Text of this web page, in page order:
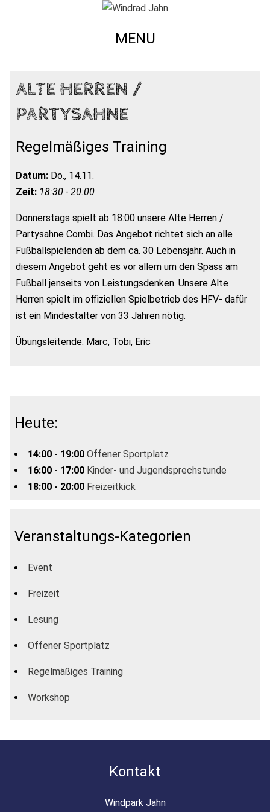
MENU
ALTE HERREN /
PARTYSAHNE
Regelmäßiges Training
Datum: Do., 14.11.
Zeit: 18:30 - 20:00
Donnerstags spielt ab 18:00 unsere Alte Herren /
Partysahne Combi. Das Angebot richtet sich an alle
Fußballspielenden ab dem ca. 30 Lebensjahr. Auch in
diesem Angebot geht es vor allem um den Spass am
Fußball jenseits von Leistungsdenken. Unsere Alte
Herren spielt im offiziellen Spielbetrieb des HFV- dafür
ist ein Mindestalter von 33 Jahren nötig.
Übungsleitende: Marc, Tobi, Eric
Heute:
14:00 - 19:00 Offener Sportplatz
16:00 - 17:00 Kinder- und Jugendsprechstunde
18:00 - 20:00 Freizeitkick
Veranstaltungs-Kategorien
Event
Freizeit
Lesung
Offener Sportplatz
Regelmäßiges Training
Workshop
Kontakt
Windpark Jahn